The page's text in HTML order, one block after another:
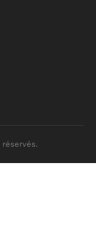
réservés.